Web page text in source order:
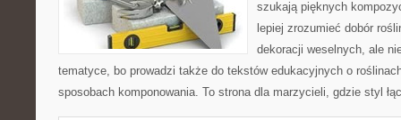
szukają pięknych
lepiej zrozumieć dobór
dekoracji weselnych, ale
tematyce, bo prowadzi także do tekstów edukacyjnych o
sposobach komponowania. To strona dla marzycieli, gdzie styl